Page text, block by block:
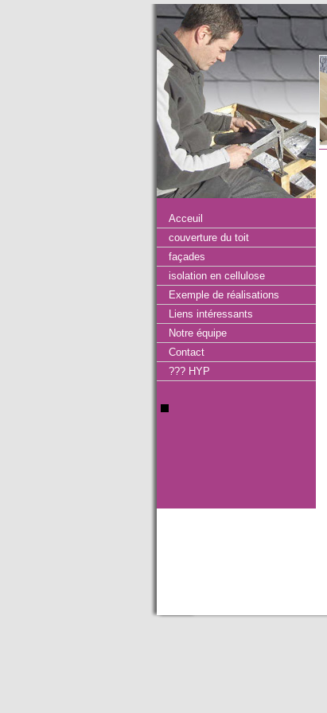
Acceuil
couverture du toit
façades
isolation en cellulose
Exemple de réalisations
Liens intéressants
Notre équipe
Contact
??? HYP